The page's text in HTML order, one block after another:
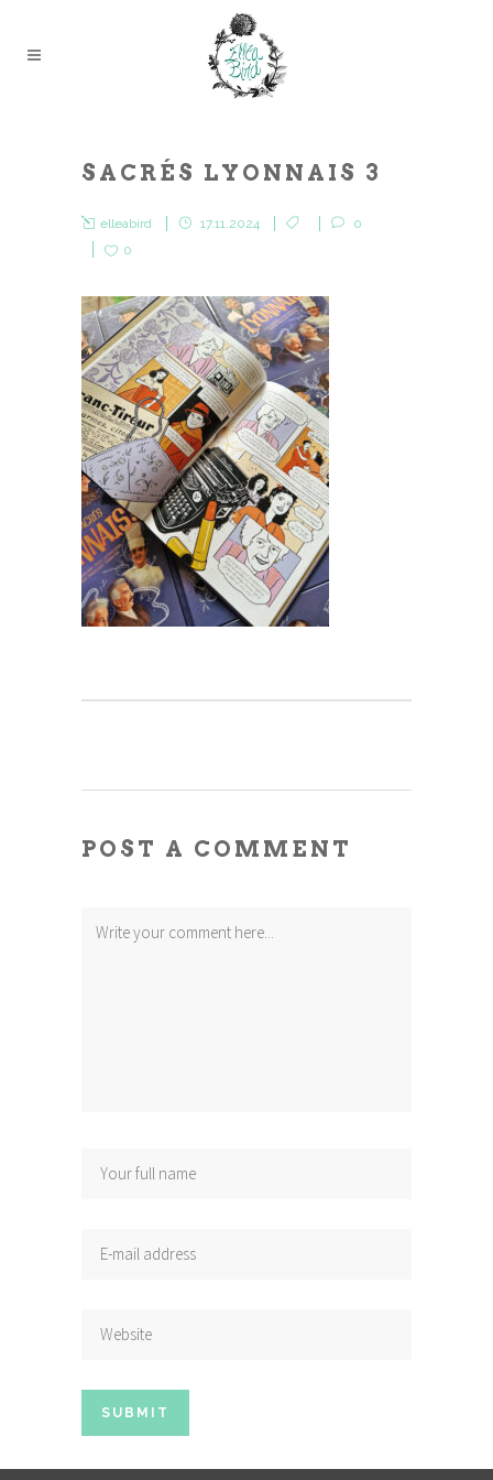
SACRÉS LYONNAIS 3
elleabird 17.11.2024
0
0
POST A COMMENT